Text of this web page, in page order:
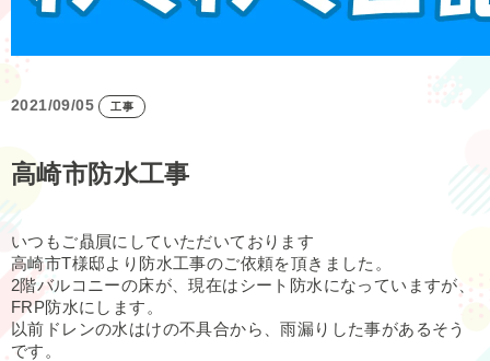
2021/09/05 工事
高崎市防水工事
いつもご贔屓にしていただいております
高崎市T様邸より防水工事のご依頼を頂きました。
2階バルコニーの床が、現在はシート防水になっていますが、
FRP防水にします。
以前ドレンの水はけの不具合から、雨漏りした事があるそう
です。